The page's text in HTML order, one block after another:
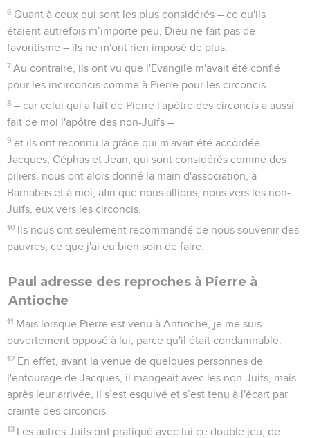
6 Quant à ceux qui sont les plus considérés – ce qu'ils
étaient autrefois m’importe peu, Dieu ne fait pas de
favoritisme – ils ne m'ont rien imposé de plus.
7 Au contraire, ils ont vu que l'Evangile m'avait été confié
pour les incirconcis comme à Pierre pour les circoncis
8 – car celui qui a fait de Pierre l'apôtre des circoncis a aussi
fait de moi l'apôtre des non-Juifs –
9 et ils ont reconnu la grâce qui m'avait été accordée.
Jacques, Céphas et Jean, qui sont considérés comme des
piliers, nous ont alors donné la main d'association, à
Barnabas et à moi, afin que nous allions, nous vers les non-
Juifs, eux vers les circoncis.
10 Ils nous ont seulement recommandé de nous souvenir des
pauvres, ce que j'ai eu bien soin de faire.
Paul adresse des reproches à Pierre à
Antioche
11 Mais lorsque Pierre est venu à Antioche, je me suis
ouvertement opposé à lui, parce qu'il était condamnable.
12 En effet, avant la venue de quelques personnes de
l'entourage de Jacques, il mangeait avec les non-Juifs, mais
après leur arrivée, il s’est esquivé et s’est tenu à l'écart par
crainte des circoncis.
13 Les autres Juifs ont pratiqué avec lui ce double jeu, de